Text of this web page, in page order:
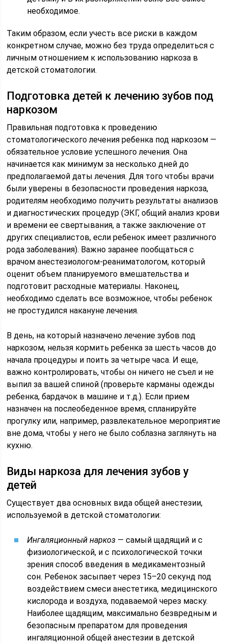
необходимое.
Таким образом, если учесть все риски в каждом
конкретном случае, можно без труда определиться с
личным отношением к использованию наркоза в
детской стоматологии.
Подготовка детей к лечению зубов под
наркозом
Правильная подготовка к проведению
стоматологического лечения ребенка под наркозом —
обязательное условие успешного лечения. Она
начинается как минимум за несколько дней до
предполагаемой даты лечения. Для того чтобы врачи
были уверены в безопасности проведения наркоза,
родителям необходимо получить результаты анализов
и диагностических процедур (ЭКГ, общий анализ крови
и времени ее свертывания, а также заключение от
других специалистов, если ребенок имеет различного
рода заболевания). Важно заранее пообщаться с
врачом анестезиологом-реаниматологом, который
оценит объем планируемого вмешательства и
подготовит расходные материалы. Наконец,
необходимо сделать все возможное, чтобы ребенок
не простудился накануне лечения.
В день, на который назначено лечение зубов под
наркозом, нельзя кормить ребенка за шесть часов до
начала процедуры и поить за четыре часа. И еще,
важно контролировать, чтобы он ничего не съел и не
выпил за вашей спиной (проверьте карманы одежды
ребенка, бардачок в машине и т.д.). Если прием
назначен на послеобеденное время, спланируйте
прогулку или, например, развлекательное мероприятие
вне дома, чтобы у него не было соблазна заглянуть на
кухню.
Виды наркоза для лечения зубов у
детей
Существует два основных вида общей анестезии,
используемой в детской стоматологии:
Ингаляционный наркоз — самый щадящий и с
физиологической, и с психологической точки
зрения способ введения в медикаментозный
сон. Ребенок засыпает через 15–20 секунд под
воздействием смеси анестетика, медицинского
кислорода и воздуха, подаваемой через маску.
Наиболее щадящим, максимально безвредным и
безопасным препаратом для проведения
ингаляционной общей анестезии в детской